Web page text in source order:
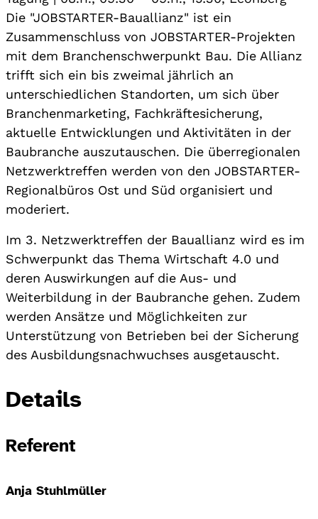
Die "JOBSTARTER-Bauallianz" ist ein
Zusammenschluss von JOBSTARTER-Projekten
mit dem Branchenschwerpunkt Bau. Die Allianz
trifft sich ein bis zweimal jährlich an
unterschiedlichen Standorten, um sich über
Branchenmarketing, Fachkräftesicherung,
aktuelle Entwicklungen und Aktivitäten in der
Baubranche auszutauschen. Die überregionalen
Netzwerktreffen werden von den JOBSTARTER-
Regionalbüros Ost und Süd organisiert und
moderiert.
Im 3. Netzwerktreffen der Bauallianz wird es im
Schwerpunkt das Thema Wirtschaft 4.0 und
deren Auswirkungen auf die Aus- und
Weiterbildung in der Baubranche gehen. Zudem
werden Ansätze und Möglichkeiten zur
Unterstützung von Betrieben bei der Sicherung
des Ausbildungsnachwuchses ausgetauscht.
Details
Referent
Anja Stuhlmüller